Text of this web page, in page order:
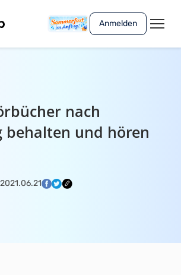
Anmelden
nach
behalten und hören